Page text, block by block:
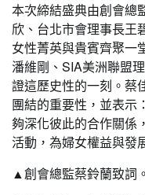
本次締結盛典由創會總
欣、台北市會理事長王
女性菁英與貴賓齊聚一
潘維剛、SIA美洲聯盟
證這歷史性的一刻。蔡
團結的重要性，並表示
夠深化彼此的合作關係
活動，為婦女權益與發
▲創會總監蔡鈴蘭致詞。